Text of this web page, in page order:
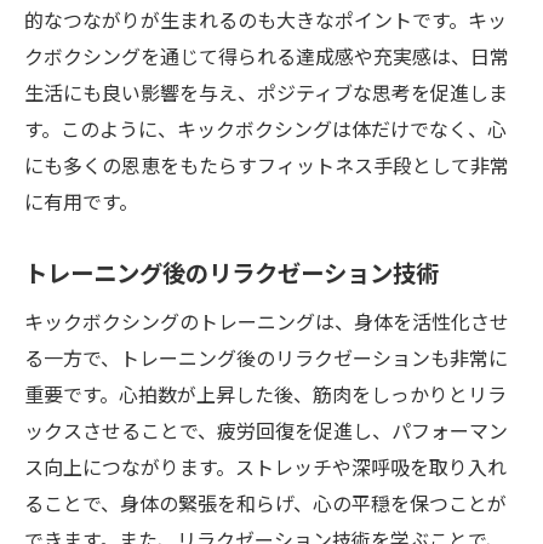
的なつながりが生まれるのも大きなポイントです。キッ
クボクシングを通じて得られる達成感や充実感は、日常
生活にも良い影響を与え、ポジティブな思考を促進しま
す。このように、キックボクシングは体だけでなく、心
にも多くの恩恵をもたらすフィットネス手段として非常
に有用です。
トレーニング後のリラクゼーション技術
キックボクシングのトレーニングは、身体を活性化させ
る一方で、トレーニング後のリラクゼーションも非常に
重要です。心拍数が上昇した後、筋肉をしっかりとリラ
ックスさせることで、疲労回復を促進し、パフォーマン
ス向上につながります。ストレッチや深呼吸を取り入れ
ることで、身体の緊張を和らげ、心の平穏を保つことが